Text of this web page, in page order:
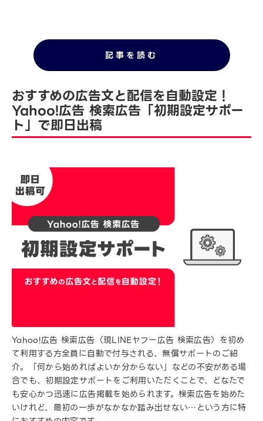
記事を読む
おすすめの広告文と配信を自動設定！
Yahoo!広告 検索広告「初期設定サポー
ト」で即日出稿
Yahoo!広告 検索広告（現LINEヤフー広告 検索広告）を初め
て利用する方全員に自動で付与される、無償サポートのご紹
介。「何から始めればよいか分からない」などの不安がある場
合でも、初期設定サポートをご利用いただくことで、どなたで
も安心かつ迅速に広告掲載を始められます。検索広告を始めた
いけれど、最初の一歩がなかなか踏み出せない…という方に特